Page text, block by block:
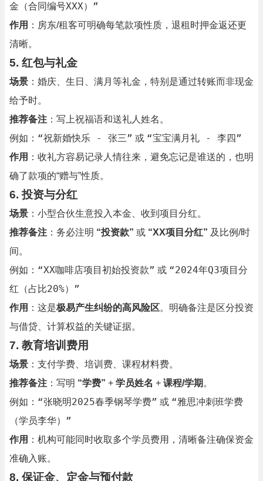
金（合同编号XXX）”
作用 ：房东/租客可明确每笔款项性质，退租时押金返还更
清晰。
5. 红包与礼金
场景 ：婚庆、生日、满月等礼金，特别是通过转账而非现金
给予时。
推荐备注 ：写上祝福语和送礼人姓名。
例如： “祝新婚快乐 - 张三” 或 “宝宝满月礼 - 李四”
作用 ：收礼方容易记录人情往来，避免忘记是谁送的，也明
确了款项的“赠与”性质。
6.投资与分红
场景 ：小型合伙生意投入本金、收到项目分红。
推荐备注 ：务必注明 “投资款” 或 “XX项目分红” 及比例/时
间。
例如： “XX咖啡店项目初始投资款” 或 “2024年Q3项目分
红（占比20%）”
作用 ：这是极易产生纠纷的高风险区。明确备注是区分投资
与借贷、计算权益的关键证据。
7. 教育培训费用
场景 ：支付学费、培训费、课程材料费。
推荐备注 ：写明 “学费” + 学员姓名 + 课程/学期 。
例如： “张晓明2025春季钢琴学费” 或 “雅思冲刺班学费
（学员李华）”
作用 ：机构可能同时收取多个学员费用，清晰备注确保资金
准确入账。
8. 保证金、定金与预付款